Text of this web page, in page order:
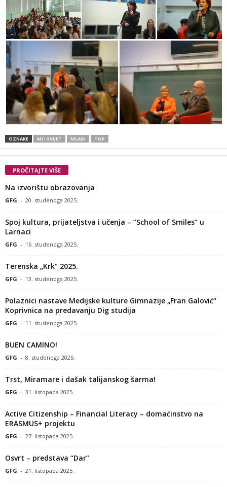
OZNAKE MI I SVIJET MLADI TOP
PROČITAJTE VIŠE
Na izvorištu obrazovanja
GFG - 20. studenoga 2025.
Spoj kultura, prijateljstva i učenja – “School of Smiles” u
Larnaci
GFG - 16. studenoga 2025.
Terenska „Krk“ 2025.
GFG - 13. studenoga 2025.
Polaznici nastave Medijske kulture Gimnazije „Fran Galović“
Koprivnica na predavanju Dig studija
GFG - 11. studenoga 2025.
BUEN CAMINO!
GFG - 8. studenoga 2025.
Trst, Miramare i dašak talijanskog šarma!
GFG - 31. listopada 2025.
Active Citizenship – Financial Literacy – domaćinstvo na
ERASMUS+ projektu
GFG - 27. listopada 2025.
Osvrt – predstava “Dar”
GFG - 21. listopada 2025.